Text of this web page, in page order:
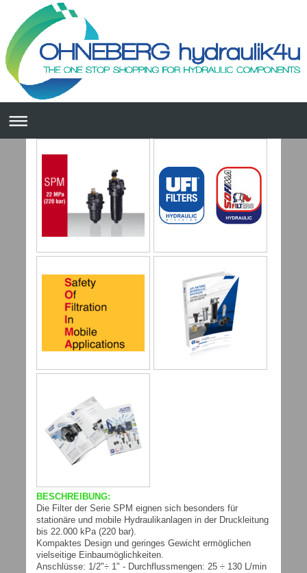
BESCHREIBUNG:
Die Filter der Serie SPM eignen sich besonders für
stationäre und mobile Hydraulikanlagen in der Druckleitung
bis 22.000 kPa (220 bar).
Kompaktes Design und geringes Gewicht ermöglichen
vielseitige Einbaumöglichkeiten.
Anschlüsse: 1/2"÷ 1" - Durchflussmengen: 25 ÷ 130 L/min